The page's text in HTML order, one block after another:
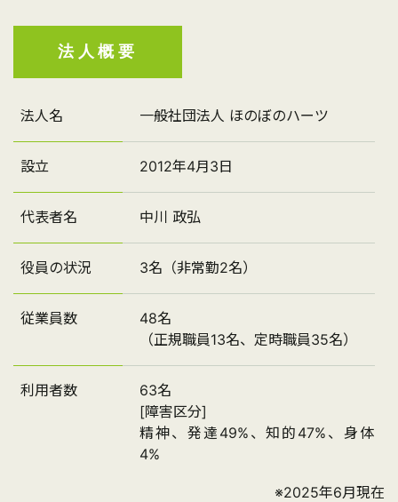
法人概要
法人名 一般社団法人 ほのぼのハーツ
設立 2012年4月3日
代表者名 中川 政弘
役員の状況 3名（非常勤2名）
従業員数
48名
（正規職員13名、定時職員35名）
利用者数
63名
[障害区分]
精神、発達49%、知的47%、身体
4%
※2025年6月現在